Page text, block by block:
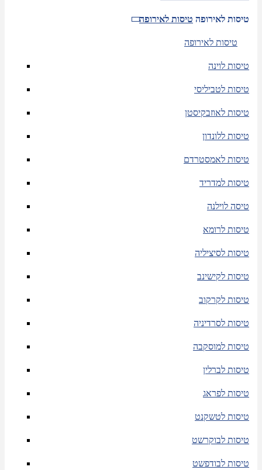
טיסות לאירופה טיסות לאירופה
טיסות לאירופה
טיסות לוינה
טיסות לטביליסי
טיסות לאוזבקיסטן
טיסות ללונדון
טיסות לאמסטרדם
טיסות למדריד
טיסה לוילנה
טיסות לרומא
טיסות לסיציליה
טיסות לקישינב
טיסות לקרקוב
טיסות לסרדיניה
טיסות למוסקבה
טיסות לברלין
טיסות לפראג
טיסות לטשקנט
טיסות לבוקרשט
טיסות לבודפשט